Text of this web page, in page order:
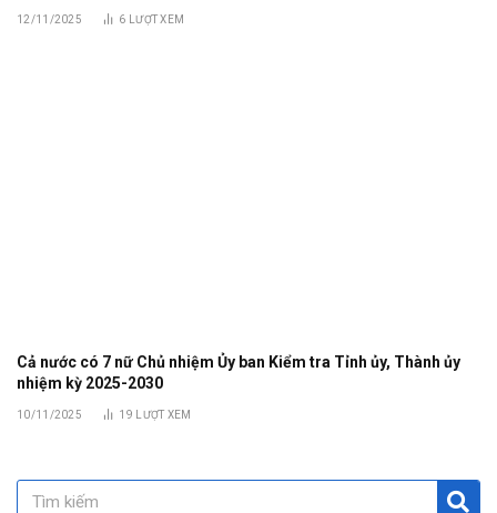
12/11/2025 6 LƯỢT XEM
Cả nước có 7 nữ Chủ nhiệm Ủy ban Kiểm tra Tỉnh ủy, Thành ủy
nhiệm kỳ 2025-2030
10/11/2025 19 LƯỢT XEM